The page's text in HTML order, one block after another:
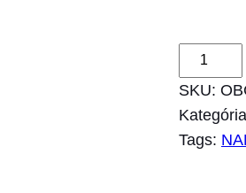
n
SKU:
Tags: